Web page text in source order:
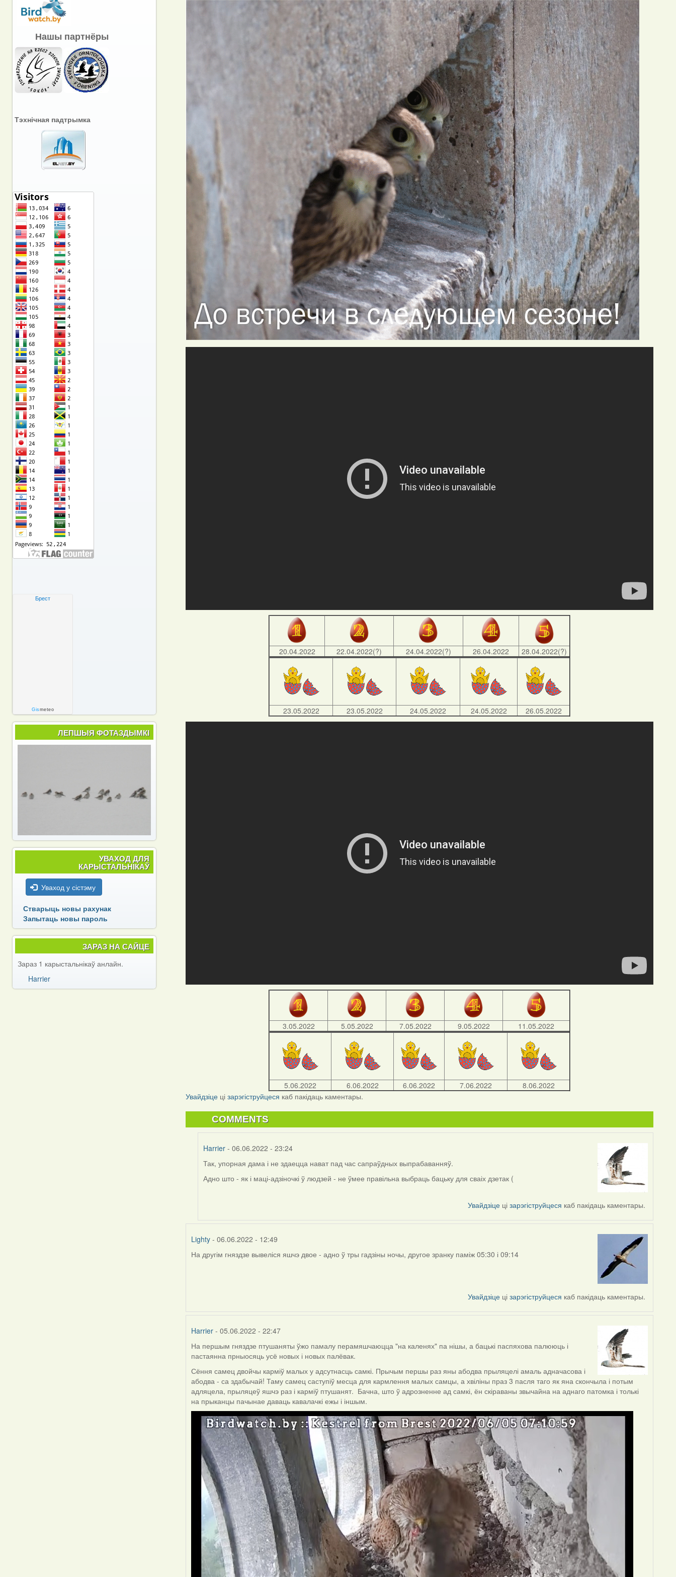
20.04.2022 22.04.2022(?) 24.04.2022(?) 26.04.2022 28.04.2022(?)
23.05.2022 23.05.2022 24.05.2022 24.05.2022 26.05.2022
3.05.2022 5.05.2022 7.05.2022 9.05.2022 11.05.2022
5.06.2022 6.06.2022 6.06.2022 7.06.2022
8.06.2022
Увайдзіце цізарэгіструйцеся каб пакідаць каментары.
COMMENTS
Harrier- 06.06.2022 - 23:24
In
reply
Так, упорная дама і не здаецца нават пад час сапраўдных выпрабаванняў.
Адно што - як і маці-адзіночкі ў людзей - не ўмее правільна выбраць бацьку для сваіх дзетак (
Увайдзіце цізарэгіструйцеся каб пакідаць каментары.
Lighty - 06.06.2022 - 12:49
На другім гняздзе вывеліся яшчэ двое - адно ў тры гадзіны ночы, другое зранку паміж 05:30 і 09:14
Увайдзіце цізарэгіструйцеся каб пакідаць каментары.
Harrier - 05.06.2022 - 22:47
На першым гняздзе птушаняты ўжо памалу перамяшчаюцца "на каленях" па нішы, а бацькі паспяхова палююць і
пастаянна прныосяць усё новых і новых палёвак.
Сёння самец двойчы карміў малых у адсутнасць самкі. Прычым першы раз яны абодва прыляцелі амаль адначасова і
абодва - са здабычай! Таму самец саступіў месца для кармлення малых самцы, а хвіліны праз 3 пасля таго як яна скончыла і потым
адляцела, прыляцеў яшчэ раз і карміў птушанят. Бачна, што ў адрозненне ад самкі, ён скіраваны звычайна на аднаго патомка і толькі
на прыканцы пачынае даваць кавалачкі ежы і іншым.
Нашы партнёры
Тэхнічная падтрымка
Брест
Gismeteo
ЛЕПШЫЯ ФОТАЗДЫМКІ
УВАХОД ДЛЯ
КАРЫСТАЛЬНІКАЎ
Уваход у сістэму
Стварыць новы рахунак
Запытаць новы пароль
ЗАРАЗ НА САЙЦЕ
Зараз 1 карыстальнікаў анлайн.
Harrier